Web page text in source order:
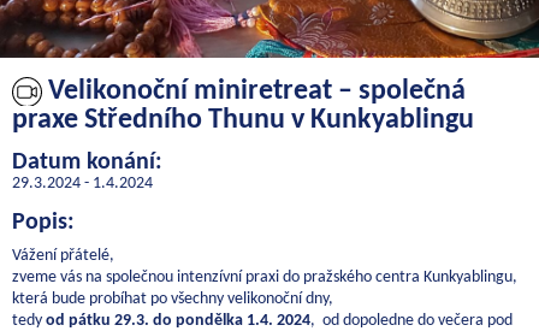
Velikonoční miniretreat – společná
praxe Středního Thunu v Kunkyablingu
Datum konání:
29.3.2024 - 1.4.2024
Popis:
Vážení přátelé,
zveme vás na společnou intenzívní praxi do pražského centra Kunkyablingu,
která bude probíhat po všechny velikonoční dny,
tedy od pátku 29.3. do pondělka 1.4. 2024, od dopoledne do večera pod